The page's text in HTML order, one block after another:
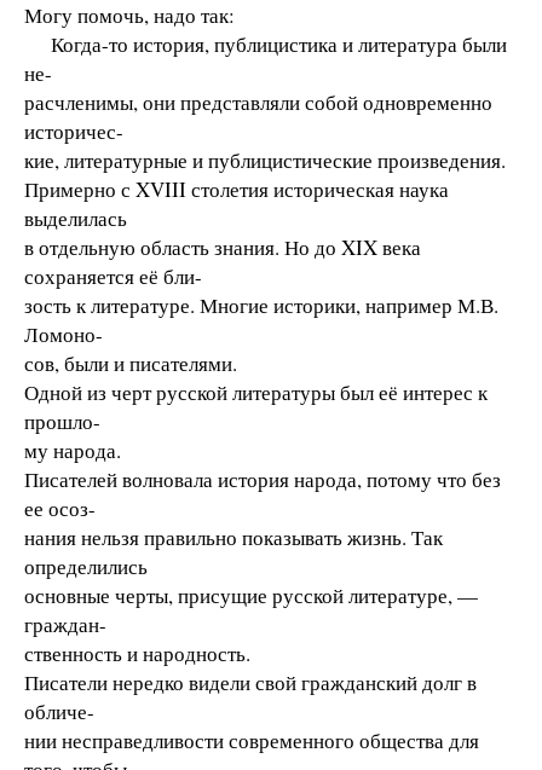
Могу помочь, надо так:
Когда-то история, публицистика и литература были
не-
расчленимы, они представляли собой одновременно
историчес-
кие, литературные и публицистические произведения.
Примерно с XVIII столетия историческая наука
выделилась
в отдельную область знания. Но до XIX века
сохраняется её бли-
зость к литературе. Многие историки, например М.В.
Ломоно-
сов, были и писателями.
Одной из черт русской литературы был её интерес к
прошло-
му народа.
Писателей волновала история народа, потому что без
ее осоз-
нания нельзя правильно показывать жизнь. Так
определились
основные черты, присущие русской литературе, —
граждан-
ственность и народность.
Писатели нередко видели свой гражданский долг в
обличе-
нии несправедливости современного общества для